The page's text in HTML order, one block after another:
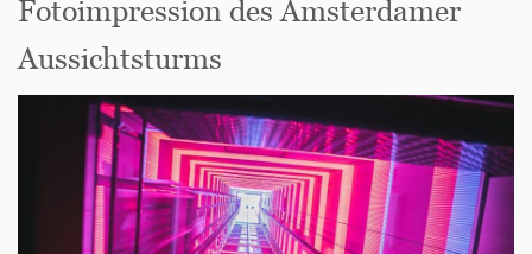
Fotoimpression des Amsterdamer
Aussichtsturms